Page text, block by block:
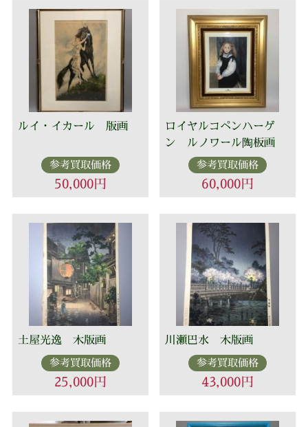
ルイ・イカール 版画
参考買取価格
50,000円
ロイヤルコペンハーゲ
ン ルノワール陶板画
参考買取価格
60,000円
土屋光逸 木版画
参考買取価格
25,000円
川瀬巴水 木版画
参考買取価格
43,000円